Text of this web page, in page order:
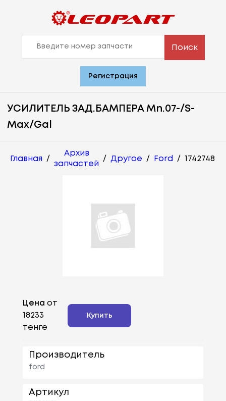
Поиск
Регистрация
УСИЛИТЕЛЬ ЗАД.БАМПЕРА Mn.07-/S-
Max/Gal
Главная /
Архив
запчастей
/ Другое / Ford / 1742748
Цена от
18233
тенге
Купить
Производитель
ford
Артикул